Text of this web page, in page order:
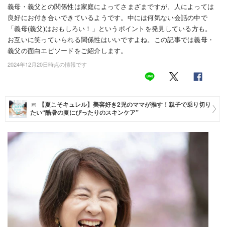
赤ちゃん・育児
子育て・家族
病院
お仕事
トレンド・イベント
義母・義父との関係性は家庭によってさまざまですが、人によっては
良好にお付き合いできているようです。中には何気ない会話の中で
「義母(義父)はおもしろい！」というポイントを発見している方も。
お互いに笑っていられる関係性はいいですよね。この記事では義母・
義父の面白エピソードをご紹介します。
2024年12月20日時点の情報です
【夏こそキュレル】美容好き2児のママが推す！親子で乗り切り
たい“酷暑の夏にぴったりのスキンケア”